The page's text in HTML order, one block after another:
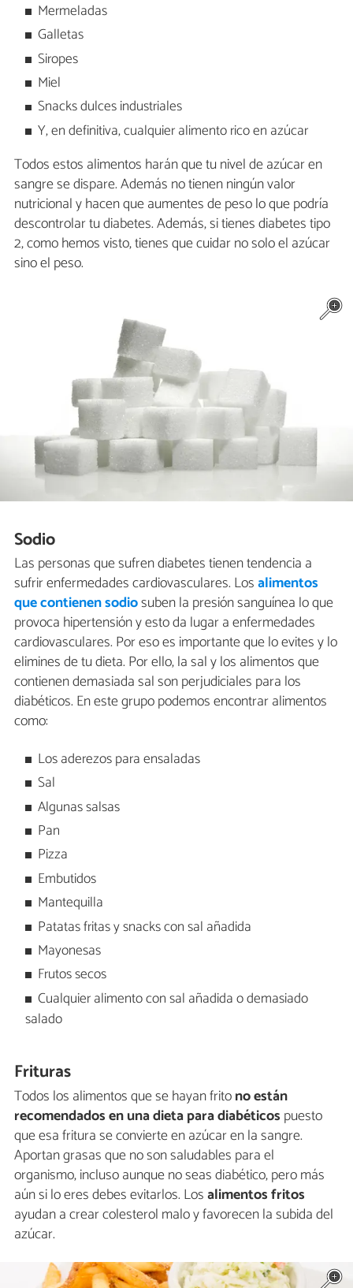
Mermeladas
Galletas
Siropes
Miel
Snacks dulces industriales
Y, en definitiva, cualquier alimento rico en azúcar
Todos estos alimentos harán que tu nivel de azúcar en
sangre se dispare. Además no tienen ningún valor
nutricional y hacen que aumentes de peso lo que podría
descontrolar tu diabetes. Además, si tienes diabetes tipo
2, como hemos visto, tienes que cuidar no solo el azúcar
sino el peso.
Sodio
Las personas que sufren diabetes tienen tendencia a
sufrir enfermedades cardiovasculares. Losalimentos
que contienen sodiosuben la presión sanguínea lo que
provoca hipertensión y esto da lugar a enfermedades
cardiovasculares. Por eso es importante que lo evites y lo
elimines de tu dieta. Por ello, la sal y los alimentos que
contienen demasiada sal son perjudiciales para los
diabéticos. En este grupo podemos encontrar alimentos
como:
Los aderezos para ensaladas
Sal
Algunas salsas
Pan
Pizza
Embutidos
Mantequilla
Patatas fritas y snacks con sal añadida
Mayonesas
Frutos secos
Cualquier alimento con sal añadida o demasiado
salado
Frituras
Todos los alimentos que se hayan fritono están
recomendados en una dieta para diabéticos puesto
que esa fritura se convierte en azúcar en la sangre.
Aportan grasas que no son saludables para el
organismo, incluso aunque no seas diabético, pero más
aún si lo eres debes evitarlos. Losalimentos fritos
ayudan a crear colesterol malo y favorecen la subida del
azúcar.